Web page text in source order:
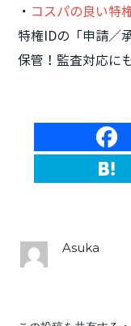
・ コスパの良い特
特権IDの「申請／
保管！監査対応に
Asuka